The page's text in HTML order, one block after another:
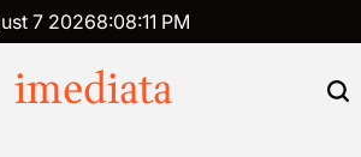
7 20268:08:11 PM
imediata